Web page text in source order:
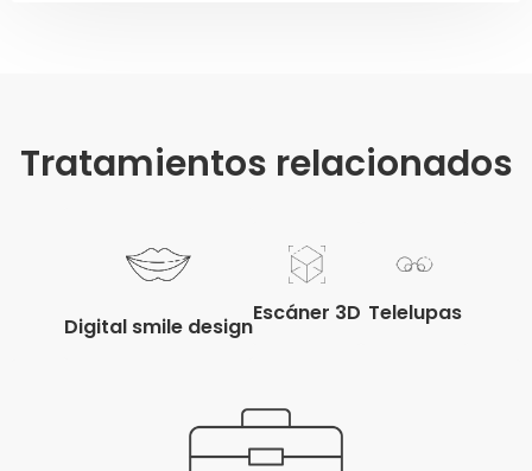
Tratamientos relacionados
Digital smile design
Escáner 3D Telelupas